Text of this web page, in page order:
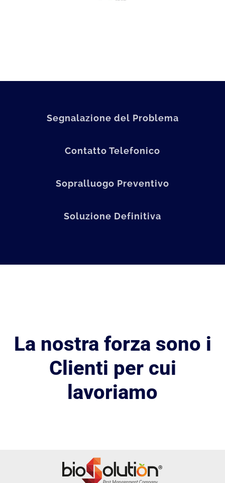
Segnalazione del Problema
Contatto Telefonico
Sopralluogo Preventivo
Soluzione Definitiva
La nostra forza sono i
Clienti per cui
lavoriamo